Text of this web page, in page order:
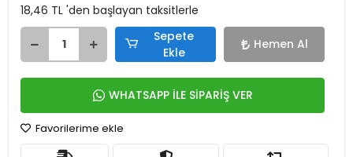
18,46 TL 'den başlayan taksitlerle
Sepete
Ekle
Hemen Al
WHATSAPP İLE SİPARİŞ VER
Favorilerime ekle